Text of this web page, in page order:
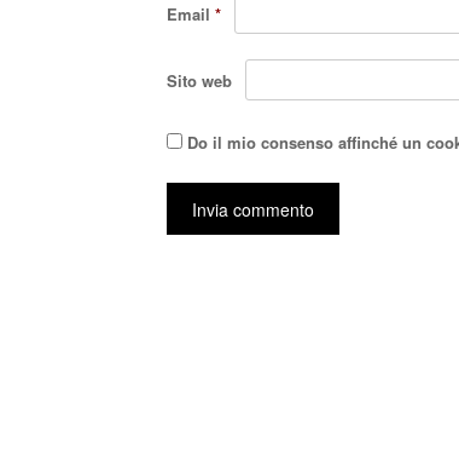
Email *
Sito web
Do il mio consenso affinché un